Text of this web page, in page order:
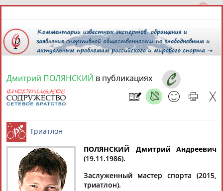
9 августа 2026 года,
СПОРТСМЕНЫ, ТРЕНЕРЫ И СПЕЦИАЛИСТЫ
Найдено: 2персоны Расширенный поиск
Дмитрий ПОЛЯНСКИЙ в публикациях
Триатлон
ПОЛЯНСКИЙ Дмитрий Андреевич
(19.11.1986).
Заслуженный мастер спорта (2015,
триатлон).